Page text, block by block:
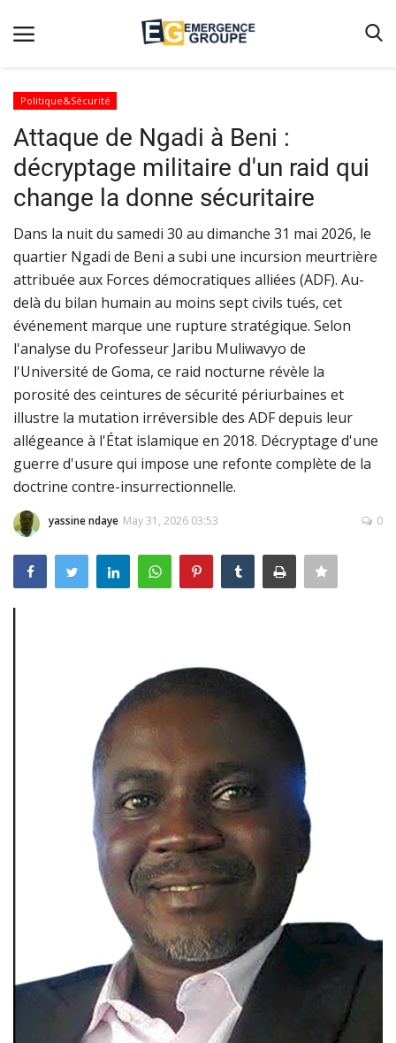
Accueil
Contact
Emergence
Galerie
Terms & Conditions
Nos Publications
Magazine
Nos Videos
Partenaires
Connexion
Register
Français
Politique&Sécurité
Attaque de Ngadi à Beni :
décryptage militaire d'un raid qui
change la donne sécuritaire
Dans la nuit du samedi 30 au dimanche 31 mai 2026, le
quartier Ngadi de Beni a subi une incursion meurtrière
attribuée aux Forces démocratiques alliées (ADF). Au-
delà du bilan humain au moins sept civils tués, cet
événement marque une rupture stratégique. Selon
l'analyse du Professeur Jaribu Muliwavyo de
l'Université de Goma, ce raid nocturne révèle la
porosité des ceintures de sécurité périurbaines et
illustre la mutation irréversible des ADF depuis leur
allégeance à l'État islamique en 2018. Décryptage d'une
guerre d'usure qui impose une refonte complète de la
doctrine contre-insurrectionnelle.
yassine ndaye May 31, 2026 03:53 0